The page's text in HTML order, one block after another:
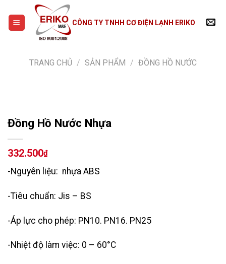
content
CÔNG TY TNHH CƠ ĐIỆN LẠNH ERIKO
TRANG CHỦ / SẢN PHẨM / ĐỒNG HỒ NƯỚC
Đồng Hồ Nước Nhựa
332.500₫
-Nguyên liệu: nhựa ABS
-Tiêu chuẩn: Jis – BS
-Áp lực cho phép: PN10. PN16. PN25
-Nhiệt độ làm việc: 0 – 60°C